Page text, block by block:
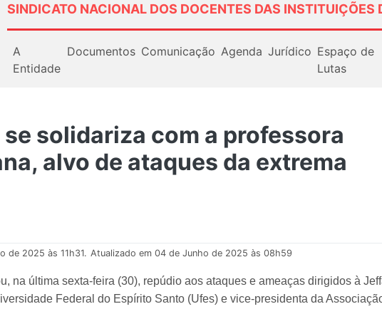
SINDICATO NACIONAL DOS DOCENTES DAS INSTITUIÇÕES
A
Entidade
Documentos Comunicação Agenda Jurídico Espaço de
Lutas
se solidariza com a professora
alvo de ataques da extrema
de 2025 às 11h31. Atualizado em 04 de Junho de 2025 às 08h59
na última sexta-feira (30), repúdio aos ataques e ameaças dirigidos à
Federal do Espírito Santo (Ufes) e vice-presidenta da
ANDES-SN
Solidariedade
13 de agosto
O ANDES-SN
conjunto da